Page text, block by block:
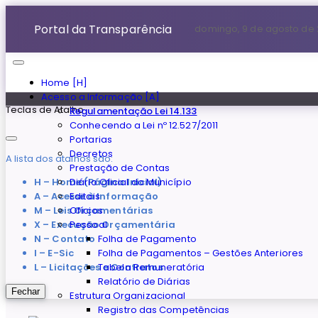
Home [H]
Acesso a Informação [A]
Regulamentação Lei 14.133
Conhecendo a Lei nº 12.527/2011
Portarias
Decretos
Prestação de Contas
Diário Oficial do Município
Editais
Ofícios
Pessoal
Folha de Pagamento
Folha de Pagamentos – Gestões Anteriores
Tabela Remuneratória
Relatório de Diárias
Estrutura Organizacional
Registro das Competências
Portal da Transparência domingo, 9 de agosto de
Teclas de Atalho
A lista dos atalhos são:
H – Home (Página Inicial)
A – Acesse à Informação
M – Leis Orçamentárias
X – Execução Orçamentária
N – Contato
I – E-Sic
L – Licitações e Contratos
Fechar